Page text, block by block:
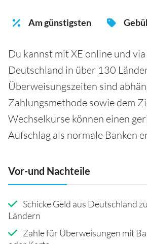
Am günstigsten
Du kannst mit XE online und
Deutschland in über 130
Überweisungszeiten sind
Zahlungsmethode sowie dem
Wechselkurse können einen
Aufschlag als normale Banken
Vor-und Nachteile
Schicke Geld aus Deutschland
Ländern
Zahle für Überweisungen mit